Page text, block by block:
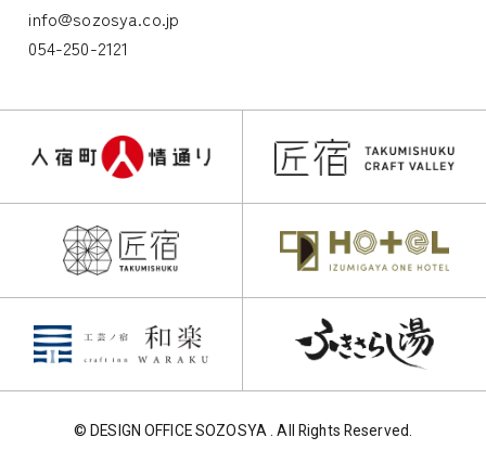
info@sozosya.co.jp
054-250-2121
© DESIGN OFFICE SOZOSYA . All Rights Reserved.